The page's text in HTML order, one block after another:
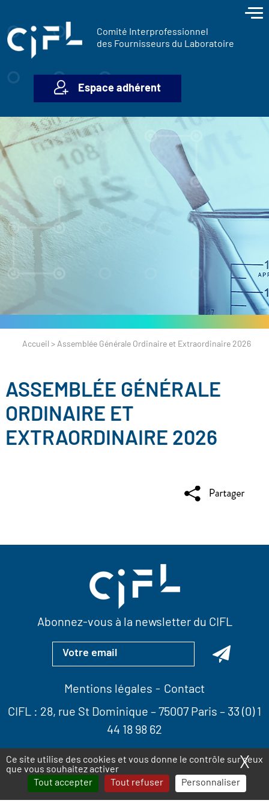
Ce site utilise des cookies et vous donne le contrôle sur ceux
que vous souhaitez activer
Tout accepter
Tout refuser Personnaliser
X
Comité Interprofessionnel
des Fournisseurs du Laboratoire
Espace adhérent
Accueil > Assemblée Générale Ordinaire et Extraordinaire 2026
ASSEMBLÉE GÉNÉRALE
ORDINAIRE ET
EXTRAORDINAIRE 2026
Abonnez-vous à la newsletter du CIFL
Mentions légales
Contact
CIFL : 28, rue St Dominique – 75007 Paris – 33 (0) 1
44 18 98 62